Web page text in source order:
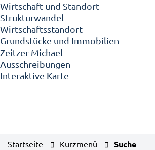
Wirtschaft und Standort
Strukturwandel
Wirtschaftsstandort
Grundstücke und Immobilien
Zeitzer Michael
Ausschreibungen
Interaktive Karte
Startseite Kurzmenü Suche